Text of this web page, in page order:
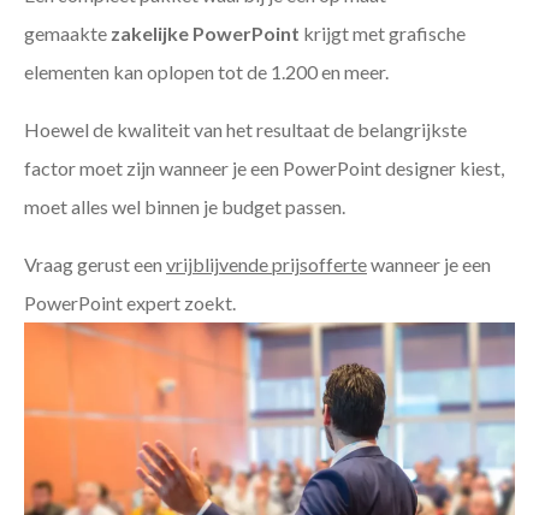
gemaakte zakelijke PowerPoint krijgt met grafische
elementen kan oplopen tot de 1.200 en meer.
Hoewel de kwaliteit van het resultaat de belangrijkste
factor moet zijn wanneer je een PowerPoint designer kiest,
moet alles wel binnen je budget passen.
Vraag gerust een vrijblijvende prijsoffertewanneer je een
PowerPoint expert zoekt.